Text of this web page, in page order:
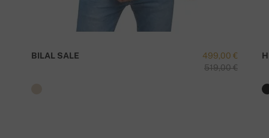
499,00 €
519,00 €
BILAL SALE